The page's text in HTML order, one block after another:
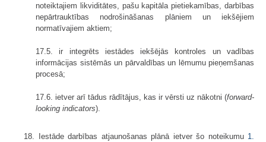
noteiktajiem likviditātes, pašu kapitāla pietiekamības, darbības
nepārtrauktības nodrošināšanas plāniem un iekšējiem
normatīvajiem aktiem;
17.5. ir integrēts iestādes iekšējās kontroles un vadības
informācijas sistēmās un pārvaldības un lēmumu pieņemšanas
procesā;
17.6. ietver arī tādus rādītājus, kas ir vērsti uz nākotni (forward-
looking indicators).
18. Iestāde darbības atjaunošanas plānā ietver šo noteikumu 1.